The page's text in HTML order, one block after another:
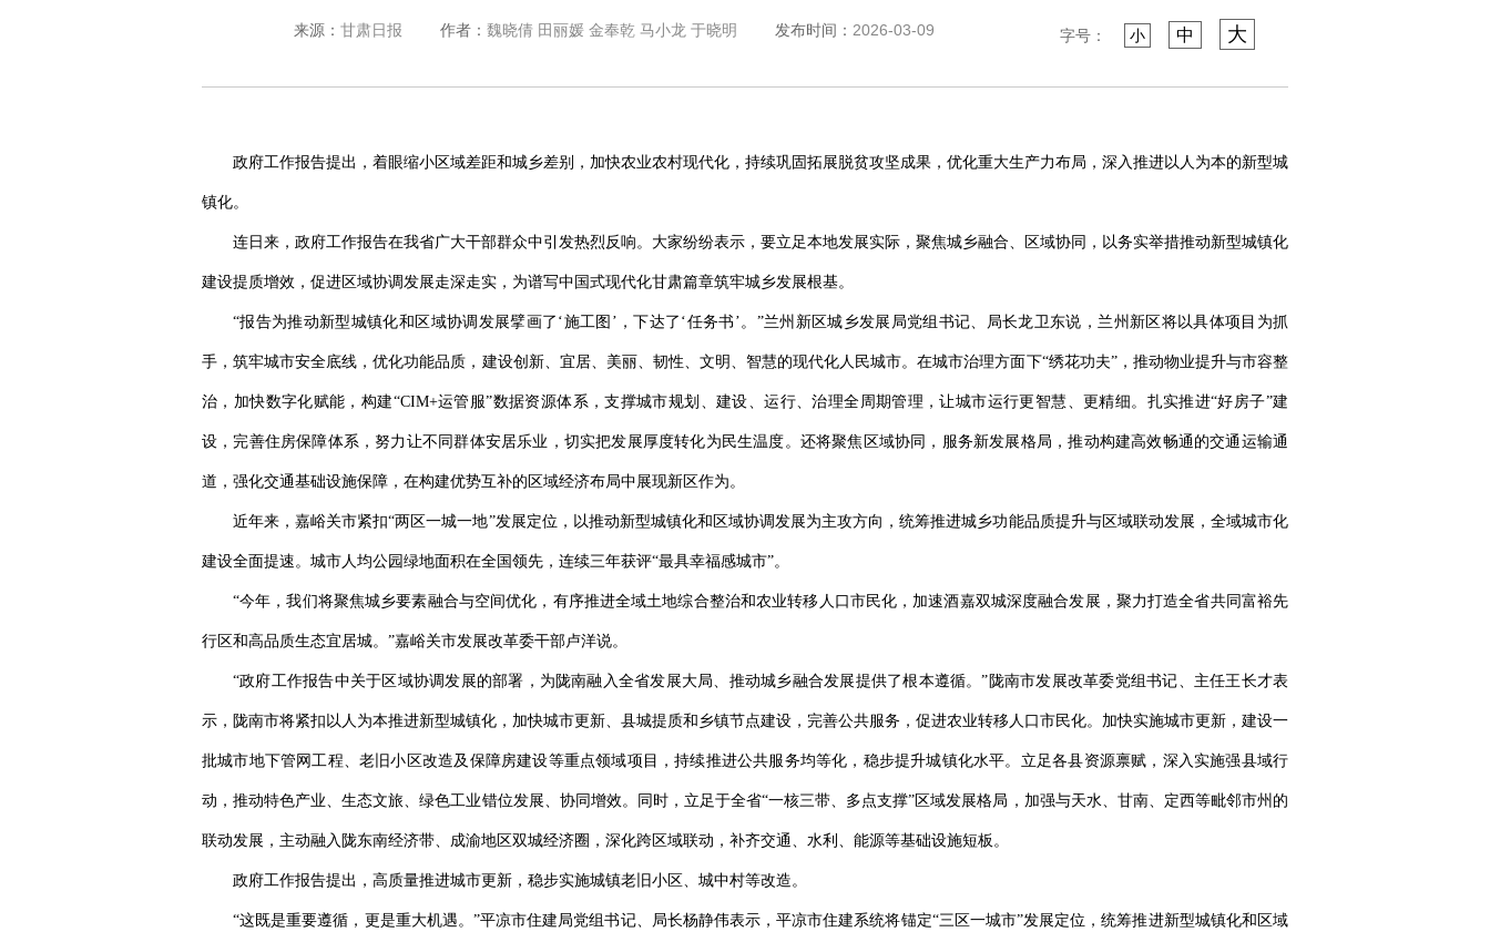
来源： 甘肃日报 作者： 魏晓倩 田丽媛 金奉乾 马小龙 于晓明 发布时间： 2026-03-09 字号： 小 中 大
政府工作报告提出，着眼缩小区域差距和城乡差别，加快农业农村现代化，持续巩固拓展脱贫攻坚成果，优化重大生产力布局，深入推进以人为本的新型城
镇化。
连日来，政府工作报告在我省广大干部群众中引发热烈反响。大家纷纷表示，要立足本地发展实际，聚焦城乡融合、区域协同，以务实举措推动新型城镇化
建设提质增效，促进区域协调发展走深走实，为谱写中国式现代化甘肃篇章筑牢城乡发展根基。
“报告为推动新型城镇化和区域协调发展擘画了‘施工图’，下达了‘任务书’。”兰州新区城乡发展局党组书记、局长龙卫东说，兰州新区将以具体项目为抓
手，筑牢城市安全底线，优化功能品质，建设创新、宜居、美丽、韧性、文明、智慧的现代化人民城市。在城市治理方面下“绣花功夫”，推动物业提升与市容整
治，加快数字化赋能，构建“CIM+运管服”数据资源体系，支撑城市规划、建设、运行、治理全周期管理，让城市运行更智慧、更精细。扎实推进“好房子”建
设，完善住房保障体系，努力让不同群体安居乐业，切实把发展厚度转化为民生温度。还将聚焦区域协同，服务新发展格局，推动构建高效畅通的交通运输通
道，强化交通基础设施保障，在构建优势互补的区域经济布局中展现新区作为。
近年来，嘉峪关市紧扣“两区一城一地”发展定位，以推动新型城镇化和区域协调发展为主攻方向，统筹推进城乡功能品质提升与区域联动发展，全域城市化
建设全面提速。城市人均公园绿地面积在全国领先，连续三年获评“最具幸福感城市”。
“今年，我们将聚焦城乡要素融合与空间优化，有序推进全域土地综合整治和农业转移人口市民化，加速酒嘉双城深度融合发展，聚力打造全省共同富裕先
行区和高品质生态宜居城。”嘉峪关市发展改革委干部卢洋说。
“政府工作报告中关于区域协调发展的部署，为陇南融入全省发展大局、推动城乡融合发展提供了根本遵循。”陇南市发展改革委党组书记、主任王长才表
示，陇南市将紧扣以人为本推进新型城镇化，加快城市更新、县城提质和乡镇节点建设，完善公共服务，促进农业转移人口市民化。加快实施城市更新，建设一
批城市地下管网工程、老旧小区改造及保障房建设等重点领域项目，持续推进公共服务均等化，稳步提升城镇化水平。立足各县资源禀赋，深入实施强县域行
动，推动特色产业、生态文旅、绿色工业错位发展、协同增效。同时，立足于全省“一核三带、多点支撑”区域发展格局，加强与天水、甘南、定西等毗邻市州的
联动发展，主动融入陇东南经济带、成渝地区双城经济圈，深化跨区域联动，补齐交通、水利、能源等基础设施短板。
政府工作报告提出，高质量推进城市更新，稳步实施城镇老旧小区、城中村等改造。
“这既是重要遵循，更是重大机遇。”平凉市住建局党组书记、局长杨静伟表示，平凉市住建系统将锚定“三区一城市”发展定位，统筹推进新型城镇化和区域